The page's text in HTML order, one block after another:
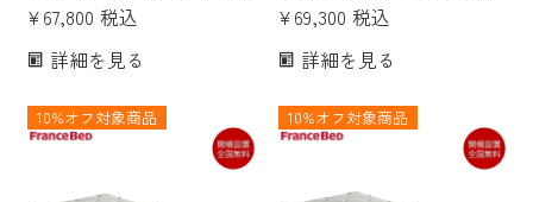
ルマットレス ダブルベッド ベ
硬め 腰痛 薄い 薄め 17cm 日本
抗菌 防ダニ
¥67,800 税込
詳細を見る
レス シングルベッド シングル
イズ ベッドマットレス ベッド
日本製 国産 tw-100 tw-100a
高密度連続スプリング TW-
¥69,300 税込
詳細を見る
10%オフ対象商品 10%オフ対象商品